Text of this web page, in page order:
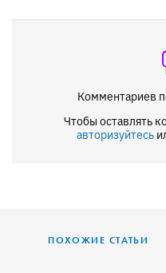
Комментариев
Чтобы оставлять
авторизуйтесь
ПОХОЖИЕ СТАТЬИ